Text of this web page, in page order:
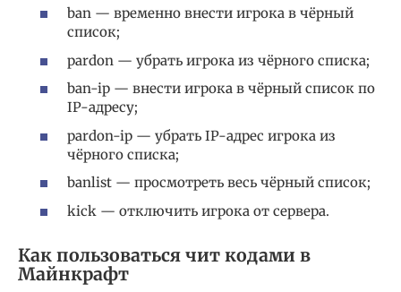
ban — временно внести игрока в чёрный
список;
pardon — убрать игрока из чёрного списка;
ban-ip — внести игрока в чёрный список по
IP-адресу;
pardon-ip — убрать IP-адрес игрока из
чёрного списка;
banlist — просмотреть весь чёрный список;
kick — отключить игрока от сервера.
Как пользоваться чит кодами в
Майнкрафт